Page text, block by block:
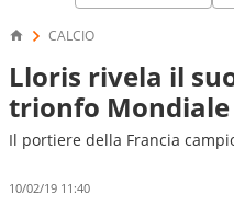
CALCIO
Lloris rivela il
trionfo Mondiale
Il portiere della Francia
10/02/19 11:40